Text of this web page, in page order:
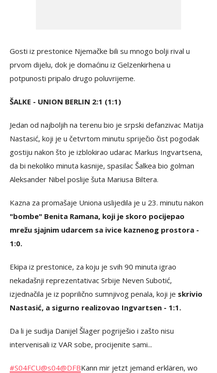
Gosti iz prestonice Njemačke bili su mnogo bolji rival u
prvom dijelu, dok je domaćinu iz Gelzenkirhena u
potpunosti pripalo drugo poluvrijeme.
ŠALKE - UNION BERLIN 2:1 (1:1)
Jedan od najboljih na terenu bio je srpski defanzivac Matija
Nastasić, koji je u četvrtom minutu spriječio čist pogodak
gostiju nakon što je izblokirao udarac Markus Ingvartsena,
da bi nekoliko minuta kasnije, spasilac Šalkea bio golman
Aleksander Nibel poslije šuta Mariusa Biltera.
Kazna za promašaje Uniona uslijedila je u 23. minutu nakon
"bombe" Benita Ramana, koji je skoro pocijepao
mrežu sjajnim udarcem sa ivice kaznenog prostora -
1:0.
Ekipa iz prestonice, za koju je svih 90 minuta igrao
nekadašnji reprezentativac Srbije Neven Subotić,
izjednačila je iz poprilično sumnjivog penala, koji je skrivio
Nastasić, a sigurno realizovao Ingvartsen - 1:1.
Da li je sudija Danijel Šlager pogriješio i zašto nisu
intervenisali iz VAR sobe, procijenite sami...
#S04FCU@s04@DFBKann mir jetzt jemand erklären, wo